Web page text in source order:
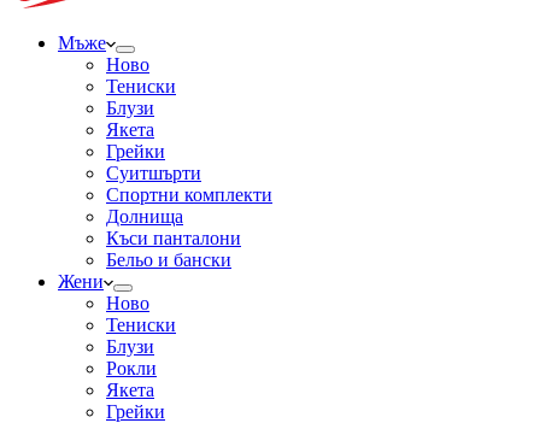
Мъже
Ново
Тениски
Блузи
Якета
Грейки
Суитшърти
Спортни комплекти
Долнища
Къси панталони
Бельо и бански
Жени
Ново
Тениски
Блузи
Рокли
Якета
Грейки